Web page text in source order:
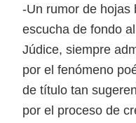
-Un rumor de hojas
escucha de fondo
Júdice, siempre
por el fenómeno
de título tan
por el proceso de